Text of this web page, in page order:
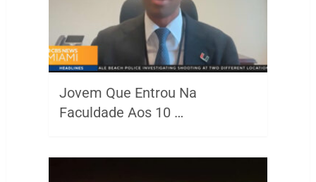
Jovem Que Entrou Na
Faculdade Aos 10 …